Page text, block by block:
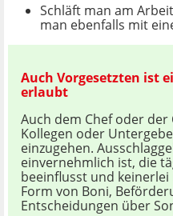
Schläft man am
man ebenfalls mit
Auch Vorgesetzten ist
erlaubt
Auch dem Chef oder
Kollegen oder
einzugehen.
einvernehmlich ist, die
beeinflusst und keinerlei
Form von Boni,
Entscheidungen über